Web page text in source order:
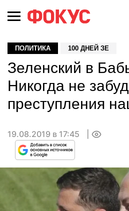
ПОЛИТИКА 100 ДНЕЙ ЗЕ
Зеленский в
Никогда не
преступления
19.08.2019 в 17:45